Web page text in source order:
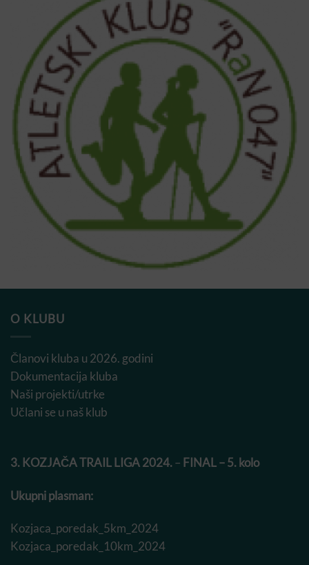
O KLUBU
Članovi kluba u 2026. godini
Dokumentacija kluba
Naši projekti/utrke
Učlani se u naš klub
3. KOZJAČA TRAIL LIGA 2024.– FINAL – 5. kolo
Ukupni plasman:
Kozjaca_poredak_5km_2024
Kozjaca_poredak_10km_2024